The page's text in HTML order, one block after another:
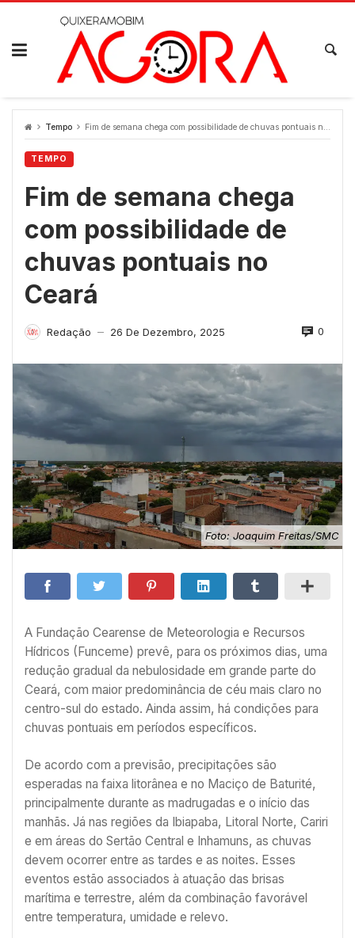
Skip
Tempo Fim de semana chega com possibilidade de chuvas pontuais no Ceará
TEMPO
Fim de semana chega
com possibilidade de
chuvas pontuais no
Ceará
Redação — 26 De Dezembro, 2025 0
Foto: Joaquim Freitas/SMC
A Fundação Cearense de Meteorologia e Recursos
Hídricos (Funceme) prevê, para os próximos dias, uma
redução gradual da nebulosidade em grande parte do
Ceará, com maior predominância de céu mais claro no
centro-sul do estado. Ainda assim, há condições para
chuvas pontuais em períodos específicos.
De acordo com a previsão, precipitações são
esperadas na faixa litorânea e no Maciço de Baturité,
principalmente durante as madrugadas e o início das
manhãs. Já nas regiões da Ibiapaba, Litoral Norte, Cariri
e em áreas do Sertão Central e Inhamuns, as chuvas
devem ocorrer entre as tardes e as noites. Esses
eventos estão associados à atuação das brisas
marítima e terrestre, além da combinação favorável
entre temperatura, umidade e relevo.